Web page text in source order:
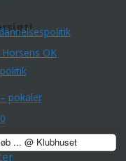
OK
pokaler
... @ Klubhuset